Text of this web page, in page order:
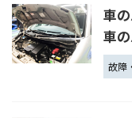
車
車
故障